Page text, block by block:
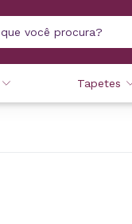
Tapetes